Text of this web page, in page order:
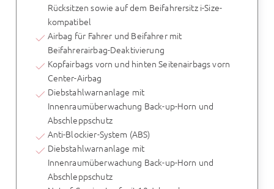
Rücksitzen sowie auf dem Beifahrersitz i-Size-
kompatibel
Airbag für Fahrer und Beifahrer mit
Beifahrerairbag-Deaktivierung
Kopfairbags vorn und hinten Seitenairbags vorn
Center-Airbag
Diebstahlwarnanlage mit
Innenraumüberwachung Back-up-Horn und
Abschleppschutz
Anti-Blockier-System (ABS)
Diebstahlwarnanlage mit
Innenraumüberwachung Back-up-Horn und
Abschleppschutz